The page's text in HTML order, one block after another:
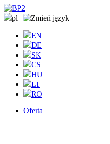
pl |
EN
DE
SK
CS
HU
LT
RO
Oferta